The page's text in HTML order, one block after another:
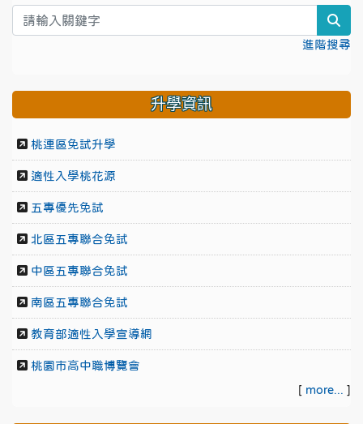
進階搜尋
升學資訊
桃連區免試升學
適性入學桃花源
五專優先免試
北區五專聯合免試
中區五專聯合免試
南區五專聯合免試
教育部適性入學宣導網
桃園市高中職博覽會
[ more... ]